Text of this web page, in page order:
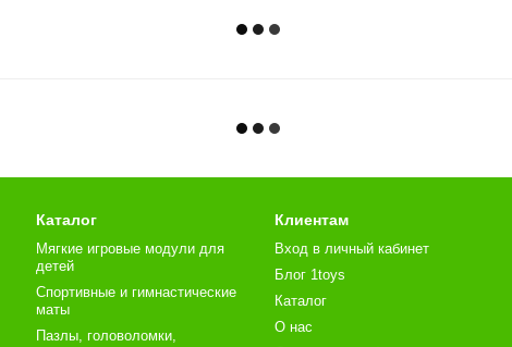
Каталог
Мягкие игровые модули для
детей
Спортивные и гимнастические
маты
Пазлы, головоломки,
Клиентам
Вход в личный кабинет
Блог 1toys
Каталог
О нас